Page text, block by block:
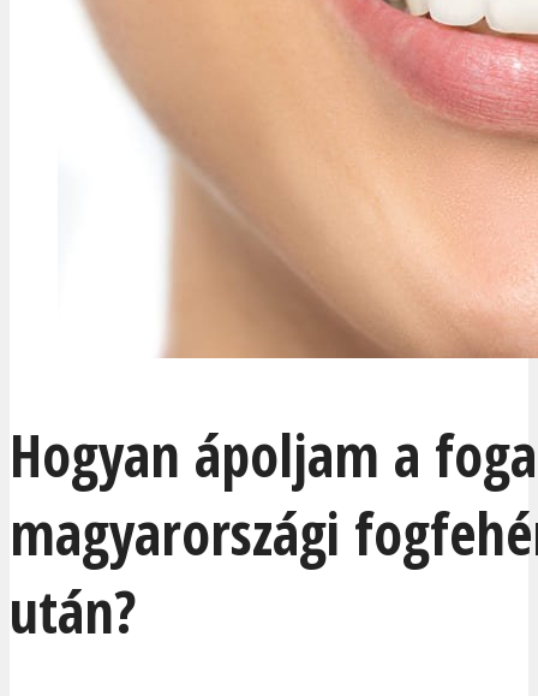
Hogyan ápoljam a
magyarországi
után?